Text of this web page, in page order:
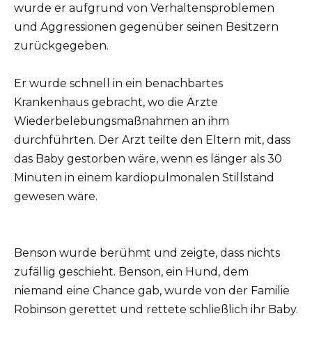
wurde er aufgrund von Verhaltensproblemen
und Aggressionen gegenüber seinen Besitzern
zurückgegeben.
Er wurde schnell in ein benachbartes
Krankenhaus gebracht, wo die Ärzte
Wiederbelebungsmaßnahmen an ihm
durchführten. Der Arzt teilte den Eltern mit, dass
das Baby gestorben wäre, wenn es länger als 30
Minuten in einem kardiopulmonalen Stillstand
gewesen wäre.
Benson wurde berühmt und zeigte, dass nichts
zufällig geschieht. Benson, ein Hund, dem
niemand eine Chance gab, wurde von der Familie
Robinson gerettet und rettete schließlich ihr Baby.